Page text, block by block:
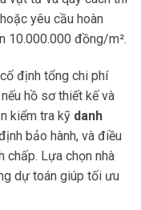
yêu cầu hoàn
10.000.000 đồng/m².
định tổng chi phí
hồ sơ thiết kế và
kiểm tra kỹ danh
bảo hành, và điều
chấp. Lựa chọn nhà
dự toán giúp tối ưu